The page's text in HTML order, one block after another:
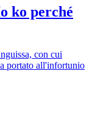
ko perché
con cui
portato all'infortunio